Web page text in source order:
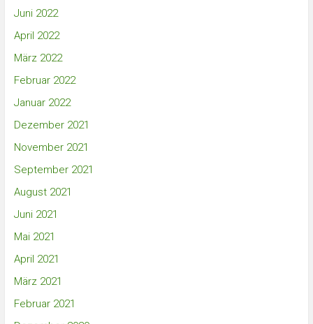
Juni 2022
April 2022
März 2022
Februar 2022
Januar 2022
Dezember 2021
November 2021
September 2021
August 2021
Juni 2021
Mai 2021
April 2021
März 2021
Februar 2021